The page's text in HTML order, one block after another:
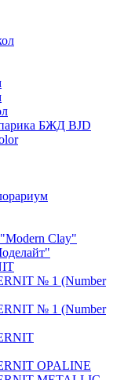
БЖД BJD
Clay"
№ 1 (Number
№ 1 (Number
OPALINE